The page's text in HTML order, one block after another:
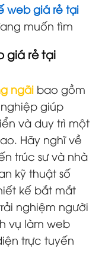
web giá rẻ tại
muốn tìm
giá rẻ tại
ngãi bao gồm
giúp
và duy trì một
Hãy nghĩ về
trúc sư và nhà
kỹ thuật số
kế bắt mắt
nghiệm người
vụ làm web
trực tuyến